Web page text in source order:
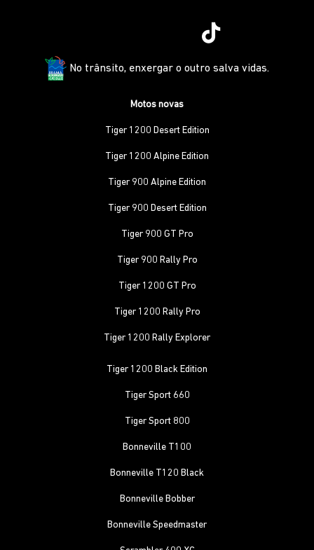
No trânsito, enxergar o outro salva vidas.
Motos novas
Tiger 1200 Desert Edition
Tiger 1200 Alpine Edition
Tiger 900 Alpine Edition
Tiger 900 Desert Edition
Tiger 900 GT Pro
Tiger 900 Rally Pro
Tiger 1200 GT Pro
Tiger 1200 Rally Pro
Tiger 1200 Rally Explorer
Tiger 1200 Black Edition
Tiger Sport 660
Tiger Sport 800
Bonneville T100
Bonneville T120 Black
Bonneville Bobber
Bonneville Speedmaster